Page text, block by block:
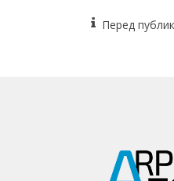
Перед